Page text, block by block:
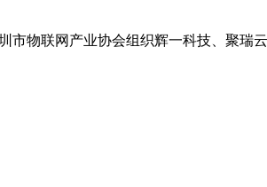
市物联网产业协会组织辉一科技、聚瑞